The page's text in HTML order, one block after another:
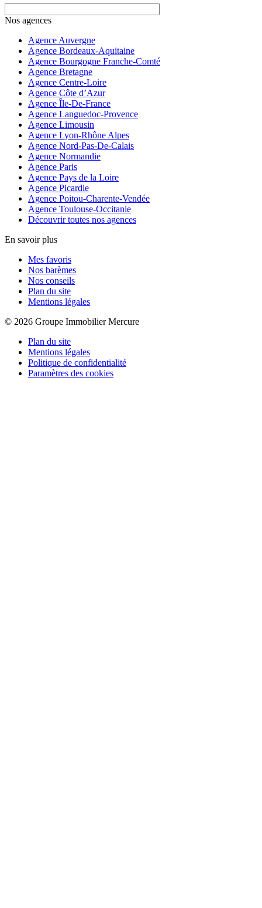
Nos agences
Agence Auvergne
Agence Bordeaux-Aquitaine
Agence Bourgogne Franche-Comté
Agence Bretagne
Agence Centre-Loire
Agence Côte d’Azur
Agence Île-De-France
Agence Languedoc-Provence
Agence Limousin
Agence Lyon-Rhône Alpes
Agence Nord-Pas-De-Calais
Agence Normandie
Agence Paris
Agence Pays de la Loire
Agence Picardie
Agence Poitou-Charente-Vendée
Agence Toulouse-Occitanie
Découvrir toutes nos agences
En savoir plus
Mes favoris
Nos barèmes
Nos conseils
Plan du site
Mentions légales
© 2026 Groupe Immobilier Mercure
Plan du site
Mentions légales
Politique de confidentialité
Paramètres des cookies